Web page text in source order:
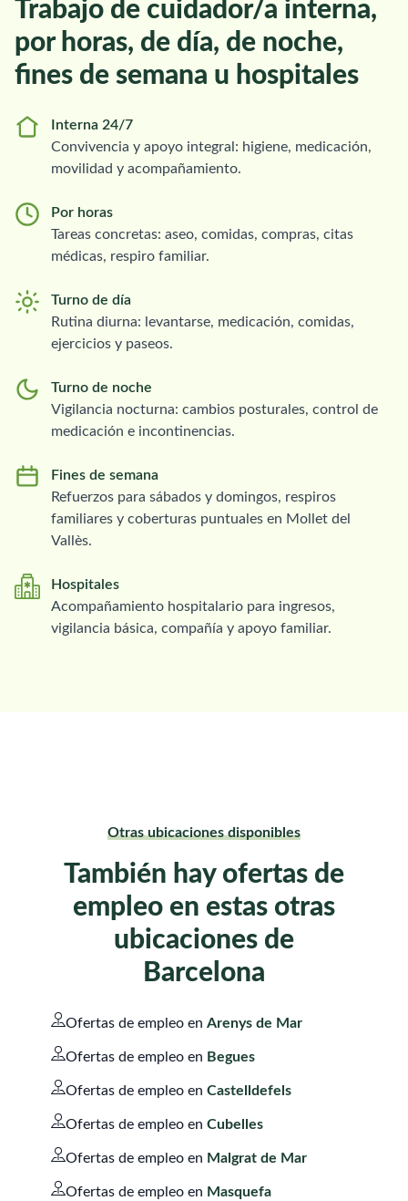
Trabajo de cuidador/a interna,
por horas, de día, de noche,
fines de semana u hospitales
Interna 24/7
Convivencia y apoyo integral: higiene, medicación,
movilidad y acompañamiento.
Por horas
Tareas concretas: aseo, comidas, compras, citas
médicas, respiro familiar.
Turno de día
Rutina diurna: levantarse, medicación, comidas,
ejercicios y paseos.
Turno de noche
Vigilancia nocturna: cambios posturales, control de
medicación e incontinencias.
Fines de semana
Refuerzos para sábados y domingos, respiros
familiares y coberturas puntuales en Mollet del
Vallès.
Hospitales
Acompañamiento hospitalario para ingresos,
vigilancia básica, compañía y apoyo familiar.
Otras ubicaciones disponibles
También hay ofertas de
empleo en estas otras
ubicaciones de
Barcelona
Ofertas de empleo en Arenys de Mar
Ofertas de empleo en Begues
Ofertas de empleo en Castelldefels
Ofertas de empleo en Cubelles
Ofertas de empleo en Malgrat de Mar
Ofertas de empleo en Masquefa